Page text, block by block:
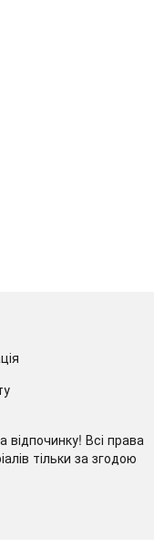
Всі права
тільки за згодою